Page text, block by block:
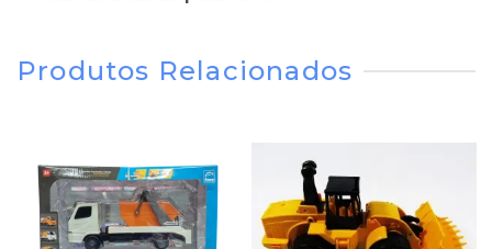
Produtos Relacionados